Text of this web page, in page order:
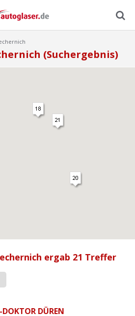
Menu
Werkstatt Login
(Suchergebnis)
ergab 21 Treffer
DOKTOR DÜREN